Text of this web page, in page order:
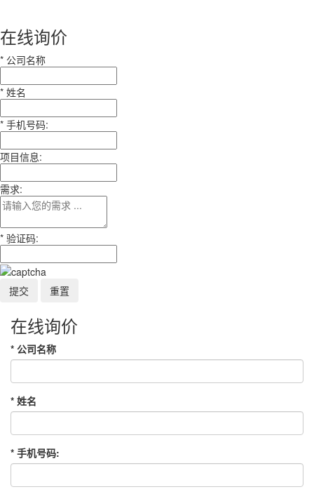
在线询价
* 公司名称
* 姓名
* 手机号码:
项目信息:
需求:
* 验证码:
在线询价
* 公司名称
* 姓名
* 手机号码: